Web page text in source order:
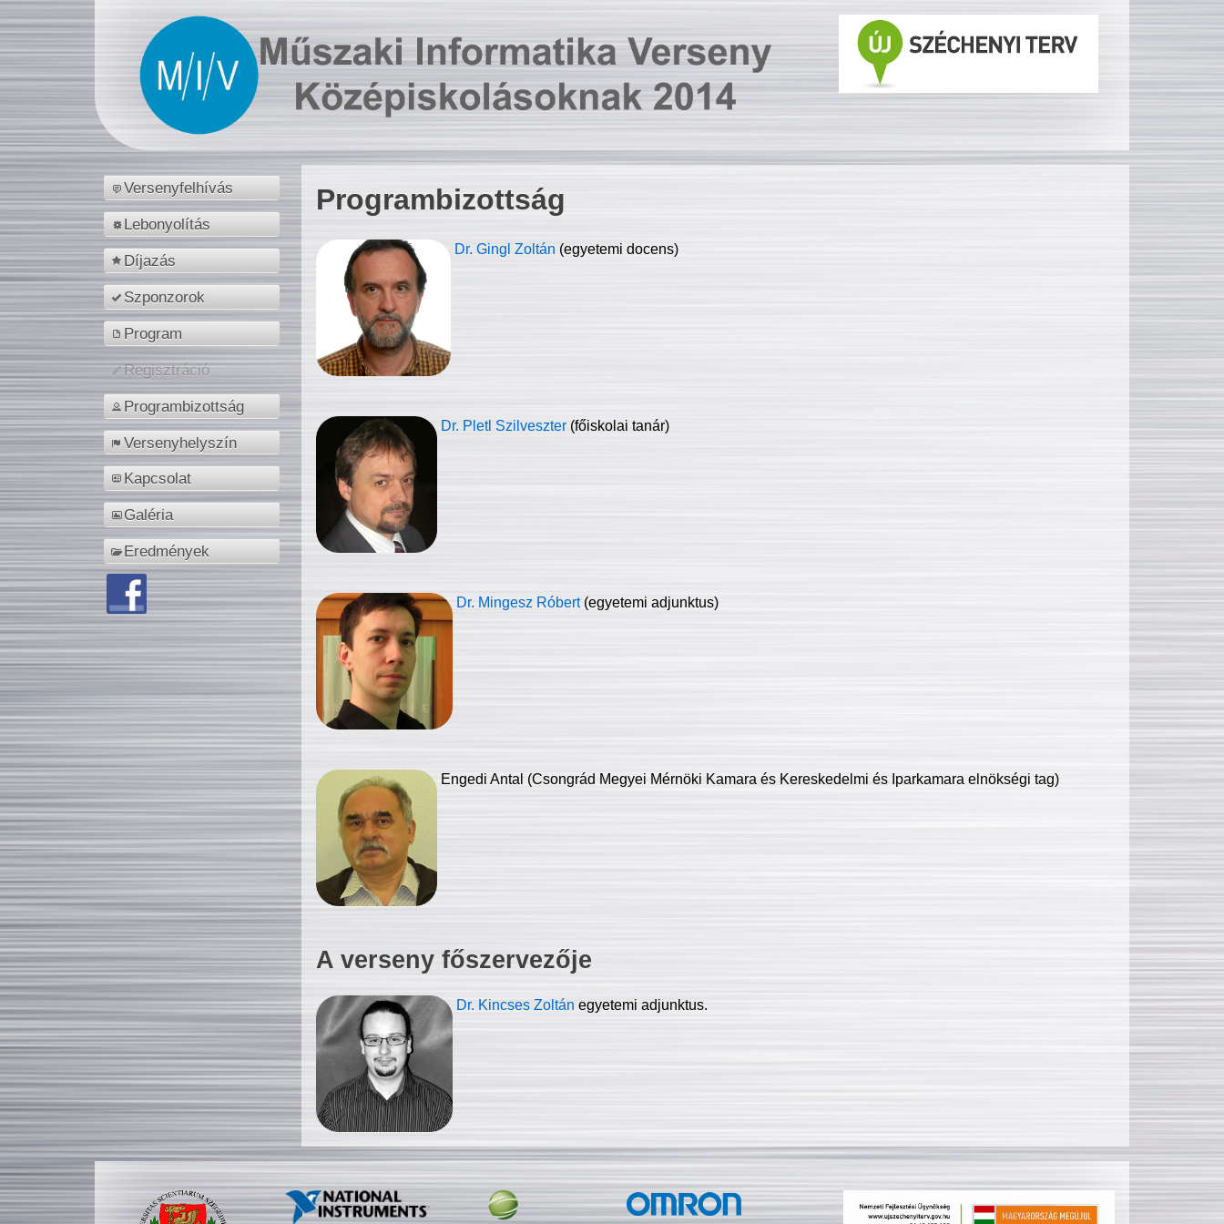
Versenyfelhívás
Lebonyolítás
Díjazás
Szponzorok
Program
Regisztráció
Programbizottság
Versenyhelyszín
Kapcsolat
Galéria
Eredmények
Programbizottság
Dr. Gingl Zoltán (egyetemi docens)
Dr. Pletl Szilveszter (főiskolai tanár)
Dr. Mingesz Róbert (egyetemi adjunktus)
Engedi Antal (Csongrád Megyei Mérnöki Kamara és Kereskedelmi és Iparkamara elnökségi tag)
A verseny főszervezője
Dr. Kincses Zoltán egyetemi adjunktus.